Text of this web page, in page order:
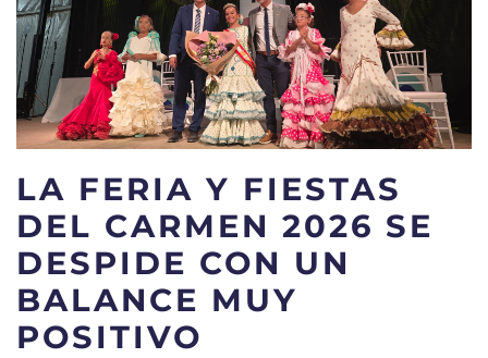
LA FERIA Y FIESTAS
DEL CARMEN 2026 SE
DESPIDE CON UN
BALANCE MUY
POSITIVO